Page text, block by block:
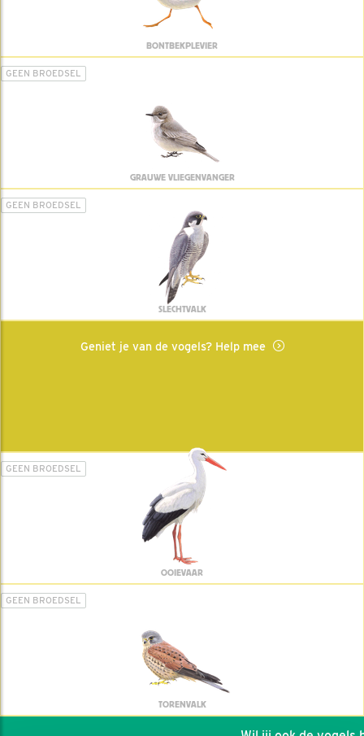
BONTBEKPLEVIER
GEEN BROEDSEL
GRAUWE VLIEGENVANGER
GEEN BROEDSEL
SLECHTVALK
Geniet je van de vogels? Help mee
GEEN BROEDSEL
OOIEVAAR
GEEN BROEDSEL
TORENVALK